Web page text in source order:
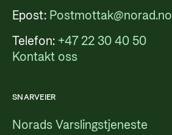
Epost: Postmottak@norad.no
Telefon: +47 22 30 40 50
Kontakt oss
SNARVEIER
Norads Varslingstjeneste